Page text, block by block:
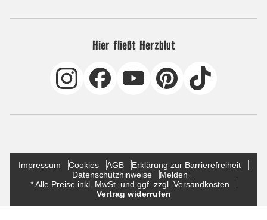
Hier fließt Herzblut
Impressum Cookies AGB
Erklärung zur Barrierefreiheit
Datenschutzhinweise
Melden
* Alle Preise inkl. MwSt. und ggf. zzgl. Versandkosten
Vertrag widerrufen